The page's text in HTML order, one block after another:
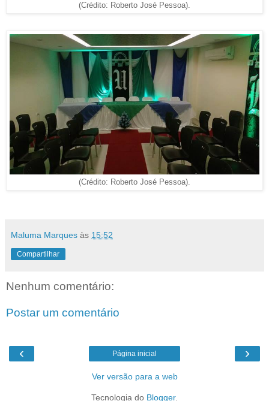
(Crédito: Roberto José Pessoa).
(Crédito: Roberto José Pessoa).
Maluma Marques às 15:52
Compartilhar
Nenhum comentário:
Postar um comentário
‹ ›
Página inicial
Ver versão para a web
Tecnologia do Blogger.